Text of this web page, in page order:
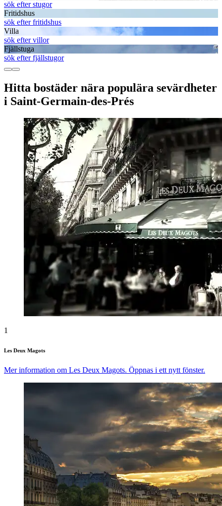
sök efter stugor
Fritidshus
sök efter fritidshus
Villa
sök efter villor
Fjällstuga
sök efter fjällstugor
Hitta bostäder nära populära sevärdheter
i Saint-Germain-des-Prés
1
Les Deux Magots
Mer information om Les Deux Magots. Öppnas i ett nytt fönster.